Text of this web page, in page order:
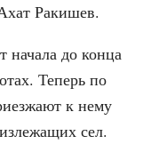
Ракишев.
начала до конца
Теперь по
к нему
сел.